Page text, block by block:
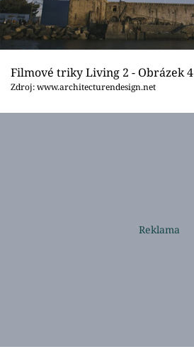
Filmové triky Living 2 - Obrázek 4
Zdroj: www.architecturendesign.net